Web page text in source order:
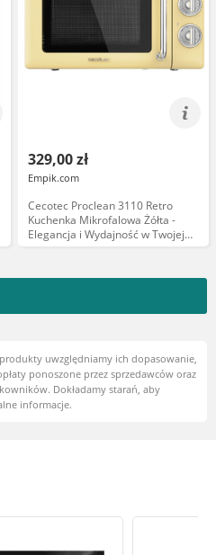
329,00 zł
Empik.com
Cecotec Proclean 3110 Retro
Kuchenka Mikrofalowa Żółta -
Elegancja i Wydajność w Twojej
Kuchni
uwzględniamy ich dopasowanie,
ponoszone przez sprzedawców oraz
Dokładamy starań, aby
informacje.